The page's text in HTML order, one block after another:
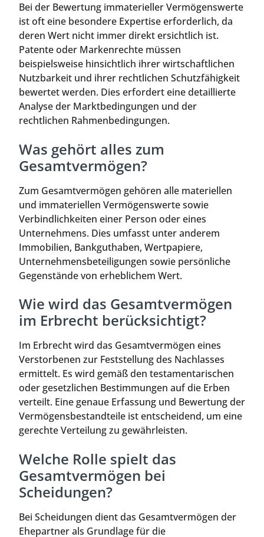
Bei der Bewertung immaterieller Vermögenswerte
ist oft eine besondere Expertise erforderlich, da
deren Wert nicht immer direkt ersichtlich ist.
Patente oder Markenrechte müssen
beispielsweise hinsichtlich ihrer wirtschaftlichen
Nutzbarkeit und ihrer rechtlichen Schutzfähigkeit
bewertet werden. Dies erfordert eine detaillierte
Analyse der Marktbedingungen und der
rechtlichen Rahmenbedingungen.
Was gehört alles zum
Gesamtvermögen?
Zum Gesamtvermögen gehören alle materiellen
und immateriellen Vermögenswerte sowie
Verbindlichkeiten einer Person oder eines
Unternehmens. Dies umfasst unter anderem
Immobilien, Bankguthaben, Wertpapiere,
Unternehmensbeteiligungen sowie persönliche
Gegenstände von erheblichem Wert.
Wie wird das Gesamtvermögen
im Erbrecht berücksichtigt?
Im Erbrecht wird das Gesamtvermögen eines
Verstorbenen zur Feststellung des Nachlasses
ermittelt. Es wird gemäß den testamentarischen
oder gesetzlichen Bestimmungen auf die Erben
verteilt. Eine genaue Erfassung und Bewertung der
Vermögensbestandteile ist entscheidend, um eine
gerechte Verteilung zu gewährleisten.
Welche Rolle spielt das
Gesamtvermögen bei
Scheidungen?
Bei Scheidungen dient das Gesamtvermögen der
Ehepartner als Grundlage für die